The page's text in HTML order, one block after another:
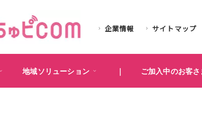
企業情報 サイトマップ
地域ソリューション ご加入中のお客さ